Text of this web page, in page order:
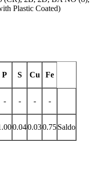
Plastic Coated)
P S Cu Fe
- - - -
0.040.030.75Saldo